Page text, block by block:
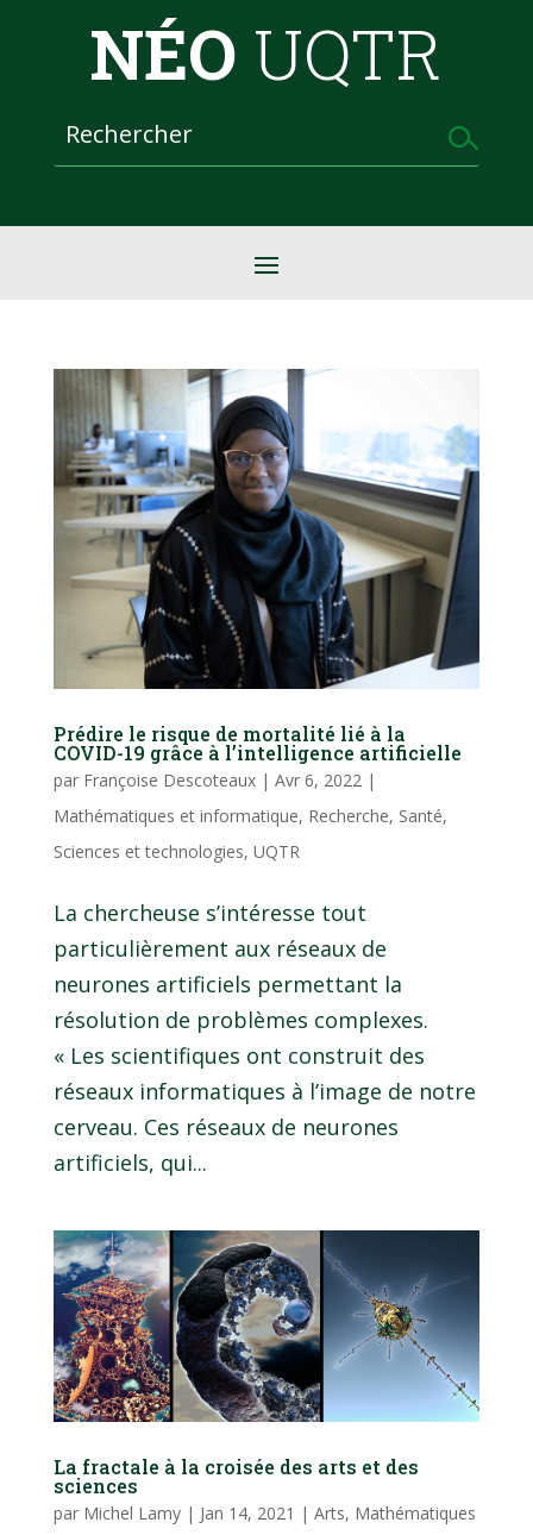
NÉO UQTR
Prédire le risque de mortalité lié à la
COVID-19 grâce à l’intelligence artificielle
par Françoise Descoteaux| Avr 6, 2022|
Mathématiques et informatique, Recherche, Santé,
Sciences et technologies, UQTR
La chercheuse s’intéresse tout
particulièrement aux réseaux de
neurones artificiels permettant la
résolution de problèmes complexes.
« Les scientifiques ont construit des
réseaux informatiques à l’image de notre
cerveau. Ces réseaux de neurones
artificiels, qui...
La fractale à la croisée des arts et des
sciences
par Michel Lamy| Jan 14, 2021 | Arts, Mathématiques